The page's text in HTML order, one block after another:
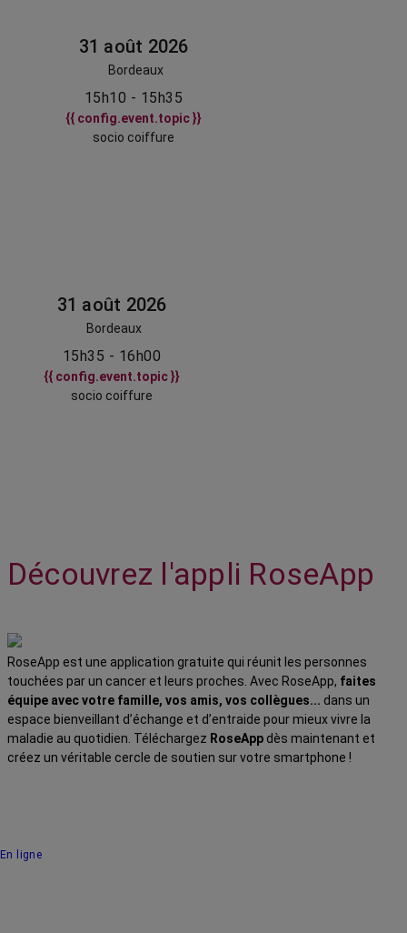
31 août 2026
Bordeaux
15h10 - 15h35
{{ config.event.topic }}
socio coiffure
31 août 2026
Bordeaux
15h35 - 16h00
{{ config.event.topic }}
socio coiffure
Découvrez l'appli RoseApp
RoseApp est une application gratuite qui réunit les personnes
touchées par un cancer et leurs proches. Avec RoseApp, faites
équipe avec votre famille, vos amis, vos collègues... dans un
espace bienveillant d’échange et d’entraide pour mieux vivre la
maladie au quotidien. Téléchargez RoseApp dès maintenant et
créez un véritable cercle de soutien sur votre smartphone !
En ligne